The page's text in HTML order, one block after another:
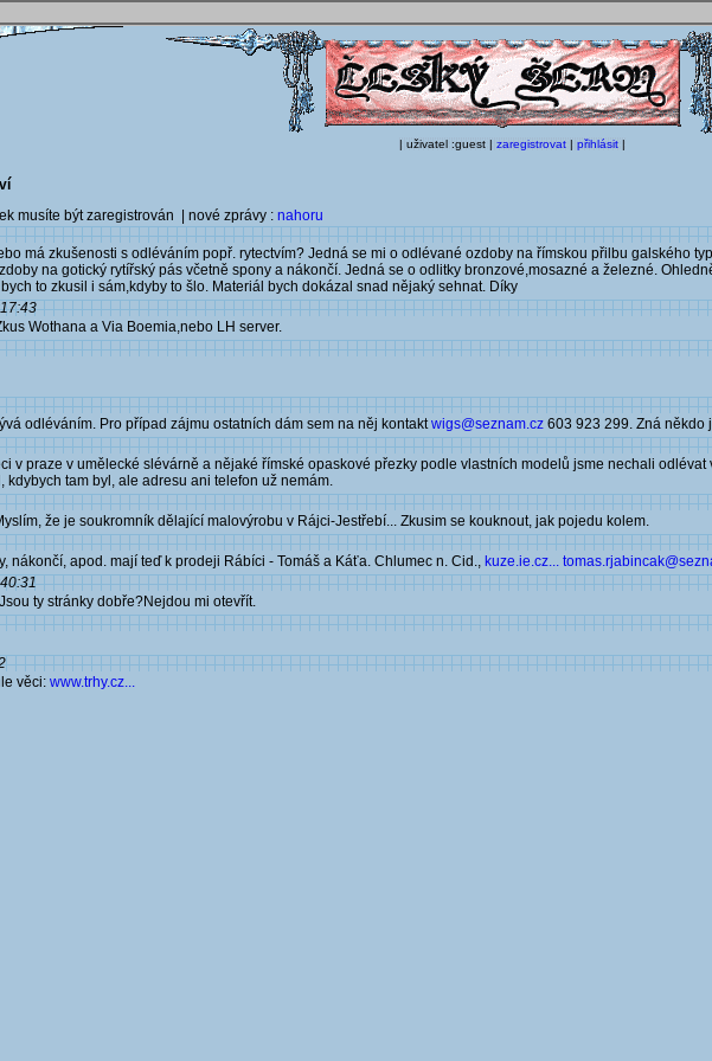
| uživatel :guest | zaregistrovat | přihlásit |
musíte být zaregistrován | nové zprávy : nahoru
má zkušenosti s odléváním popř. rytectvím? Jedná se mi o odlévané ozdoby na římskou přilbu galského
na gotický rytířský pás včetně spony a nákončí. Jedná se o odlitky bronzové,mosazné a železné.
to zkusil i sám,kdyby to šlo. Materiál bych dokázal snad nějaký sehnat. Díky
Wothana a Via Boemia,nebo LH server.
odléváním. Pro případ zájmu ostatních dám sem na něj kontaktwigs@seznam.cz 603 923 299. Zná někdo
v praze v umělecké slévárně a nějaké římské opaskové přezky podle vlastních modelů jsme nechali
kdybych tam byl, ale adresu ani telefon už nemám.
že je soukromník dělající malovýrobu v Rájci-Jestřebí... Zkusim se kouknout, jak pojedu kolem.
nákončí, apod. mají teď k prodeji Rábíci - Tomáš a Káťa. Chlumec n. Cid., kuze.ie.cz...
ty stránky dobře?Nejdou mi otevřít.
věci: www.trhy.cz...